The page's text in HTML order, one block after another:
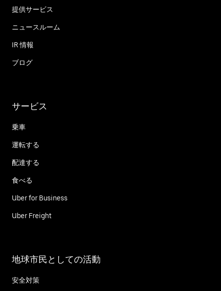
提供サービス
ニュースルーム
IR 情報
ブログ
サービス
乗車
運転する
配達する
食べる
Uber for Business
Uber Freight
地球市民としての活動
安全対策